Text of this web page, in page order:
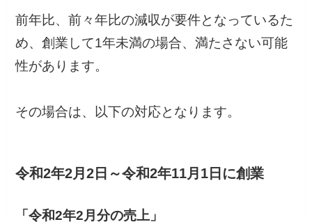
前年比、前々年比の減収が要件となっているた
め、創業して1年未満の場合、満たさない可能
性があります。
その場合は、以下の対応となります。
令和2年2月2日～令和2年11月1日に創業
「令和2年2月分の売上」